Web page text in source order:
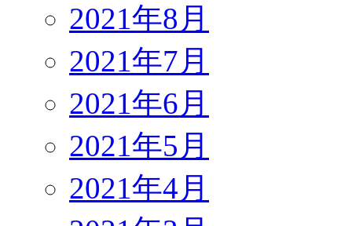
2021年8月
2021年7月
2021年6月
2021年5月
2021年4月